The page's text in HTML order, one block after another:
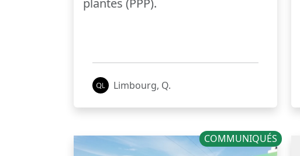
plantes (PPP).
Limbourg, Q.
COMMUNIQUÉS